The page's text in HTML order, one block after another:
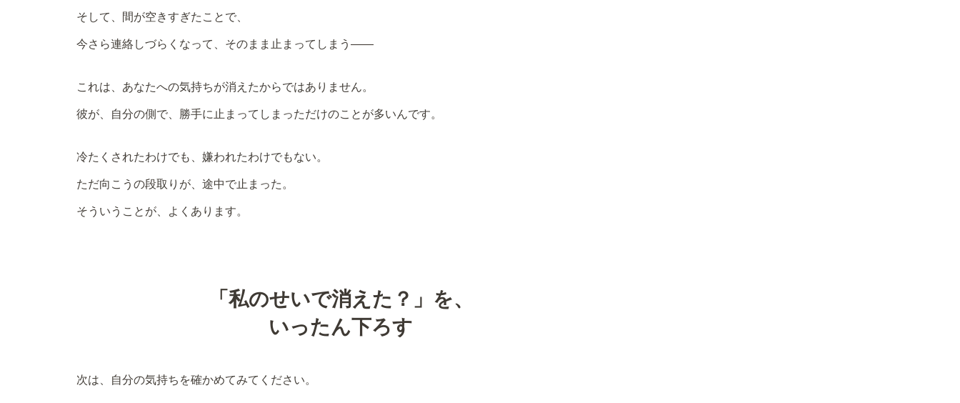
そして、間が空きすぎたことで、
今さら連絡しづらくなって、そのまま止まってしまう——
これは、あなたへの気持ちが消えたからではありません。
彼が、自分の側で、勝手に止まってしまっただけのことが多いんです。
冷たくされたわけでも、嫌われたわけでもない。
ただ向こうの段取りが、途中で止まった。
そういうことが、よくあります。
「私のせいで消えた？」を、
いったん下ろす
次は、自分の気持ちを確かめてみてください。